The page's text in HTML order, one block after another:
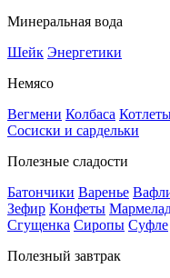
Минеральная вода
Шейк Энергетики
Немясо
Вегмени Колбаса
Сосиски и сардельки
Полезные сладости
Батончики Варенье
Зефир Конфеты
Сгущенка Сиропы Суфле
Полезный завтрак